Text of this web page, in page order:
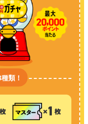
類！